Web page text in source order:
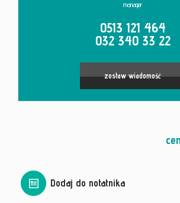
manager
0513 121 464
032 340 33 22
zostaw wiadomość
Dodaj do notatnika